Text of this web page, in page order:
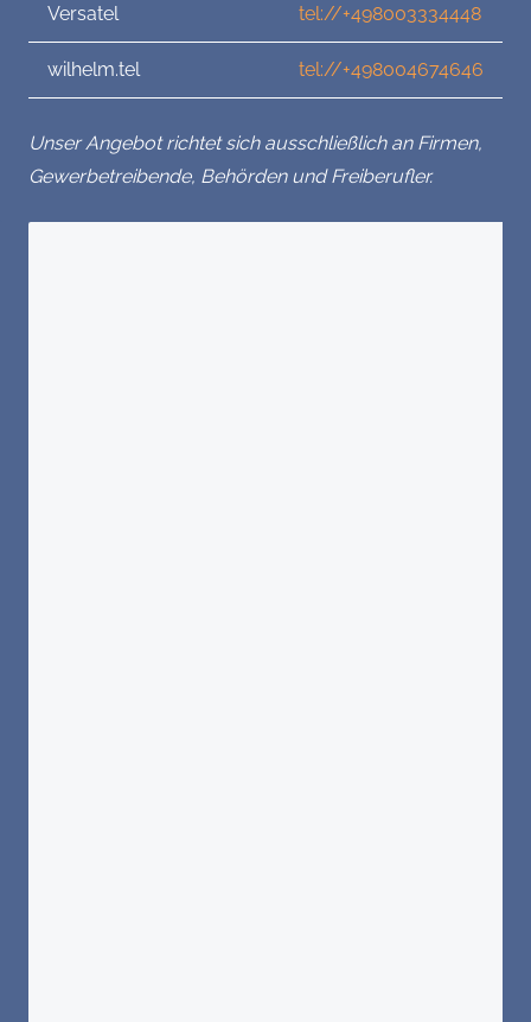
Versatel tel://+498003334448
wilhelm.tel tel://+498004674646
Unser Angebot richtet sich ausschließlich an Firmen,
Gewerbetreibende, Behörden und Freiberufler.